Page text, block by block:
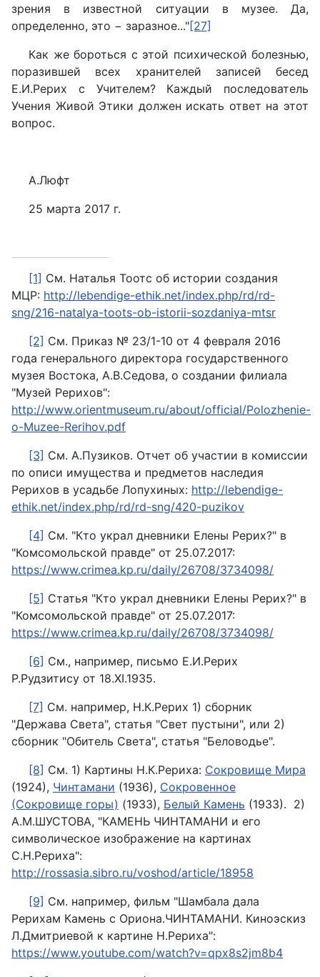
зрения в известной ситуации в музее. Да,
определенно, это − заразное..."[27]
Как же бороться с этой психической болезнью,
поразившей всех хранителей записей бесед
Е.И.Рерих с Учителем? Каждый последователь
Учения Живой Этики должен искать ответ на этот
вопрос.
А.Люфт
25 марта 2017 г.
[1] См. Наталья Тоотс об истории создания
МЦР: http://lebendige-ethik.net/index.php/rd/rd-
sng/216-natalya-toots-ob-istorii-sozdaniya-mtsr
[2] См. Приказ № 23/1-10 от 4 февраля 2016
года генерального директора государственного
музея Востока, А.В.Седова, о создании филиала
"Музей Рерихов":
http://www.orientmuseum.ru/about/official/Polozhenie-
o-Muzee-Rerihov.pdf
[3] См. А.Пузиков. Отчет об участии в комиссии
по описи имущества и предметов наследия
Рерихов в усадьбе Лопухиных: http://lebendige-
ethik.net/index.php/rd/rd-sng/420-puzikov
[4] См. "Кто украл дневники Елены Рерих?" в
"Комсомольской правде" от 25.07.2017:
https://www.crimea.kp.ru/daily/26708/3734098/
[5] Статья "Кто украл дневники Елены Рерих?" в
"Комсомольской правде" от 25.07.2017:
https://www.crimea.kp.ru/daily/26708/3734098/
[6] См., например, письмо Е.И.Рерих
Р.Рудзитису от 18.XI.1935.
[7] См. например, Н.К.Рерих 1) сборник
"Держава Света", статья "Свет пустыни", или 2)
сборник "Обитель Света", статья "Беловодье".
[8] См. 1) Картины Н.К.Рериха: Сокровище Мира
(1924), Чинтамани (1936), Сокровенное
(Сокровище горы) (1933), Белый Камень (1933). 2)
А.М.ШУСТОВА, "КАМЕНЬ ЧИНТАМАНИ и его
символическое изображение на картинах
С.Н.Рериха":
http://rossasia.sibro.ru/voshod/article/18958
[9] См. например, фильм "Шамбала дала
Рерихам Камень с Ориона.ЧИНТАМАНИ. Киноэскиз
Л.Дмитриевой к картине Н.Рериха":
https://www.youtube.com/watch?v=qpx8s2jm8b4